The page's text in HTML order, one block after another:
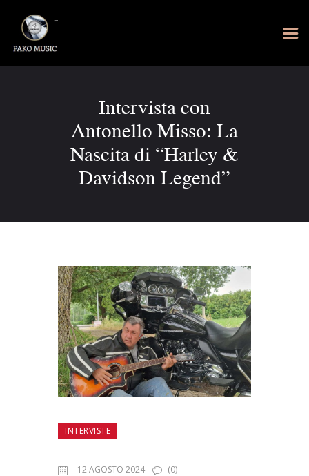
Intervista con
Antonello Misso: La
Nascita di “Harley &
Davidson Legend”
INTERVISTE
12 AGOSTO 2024 (0)